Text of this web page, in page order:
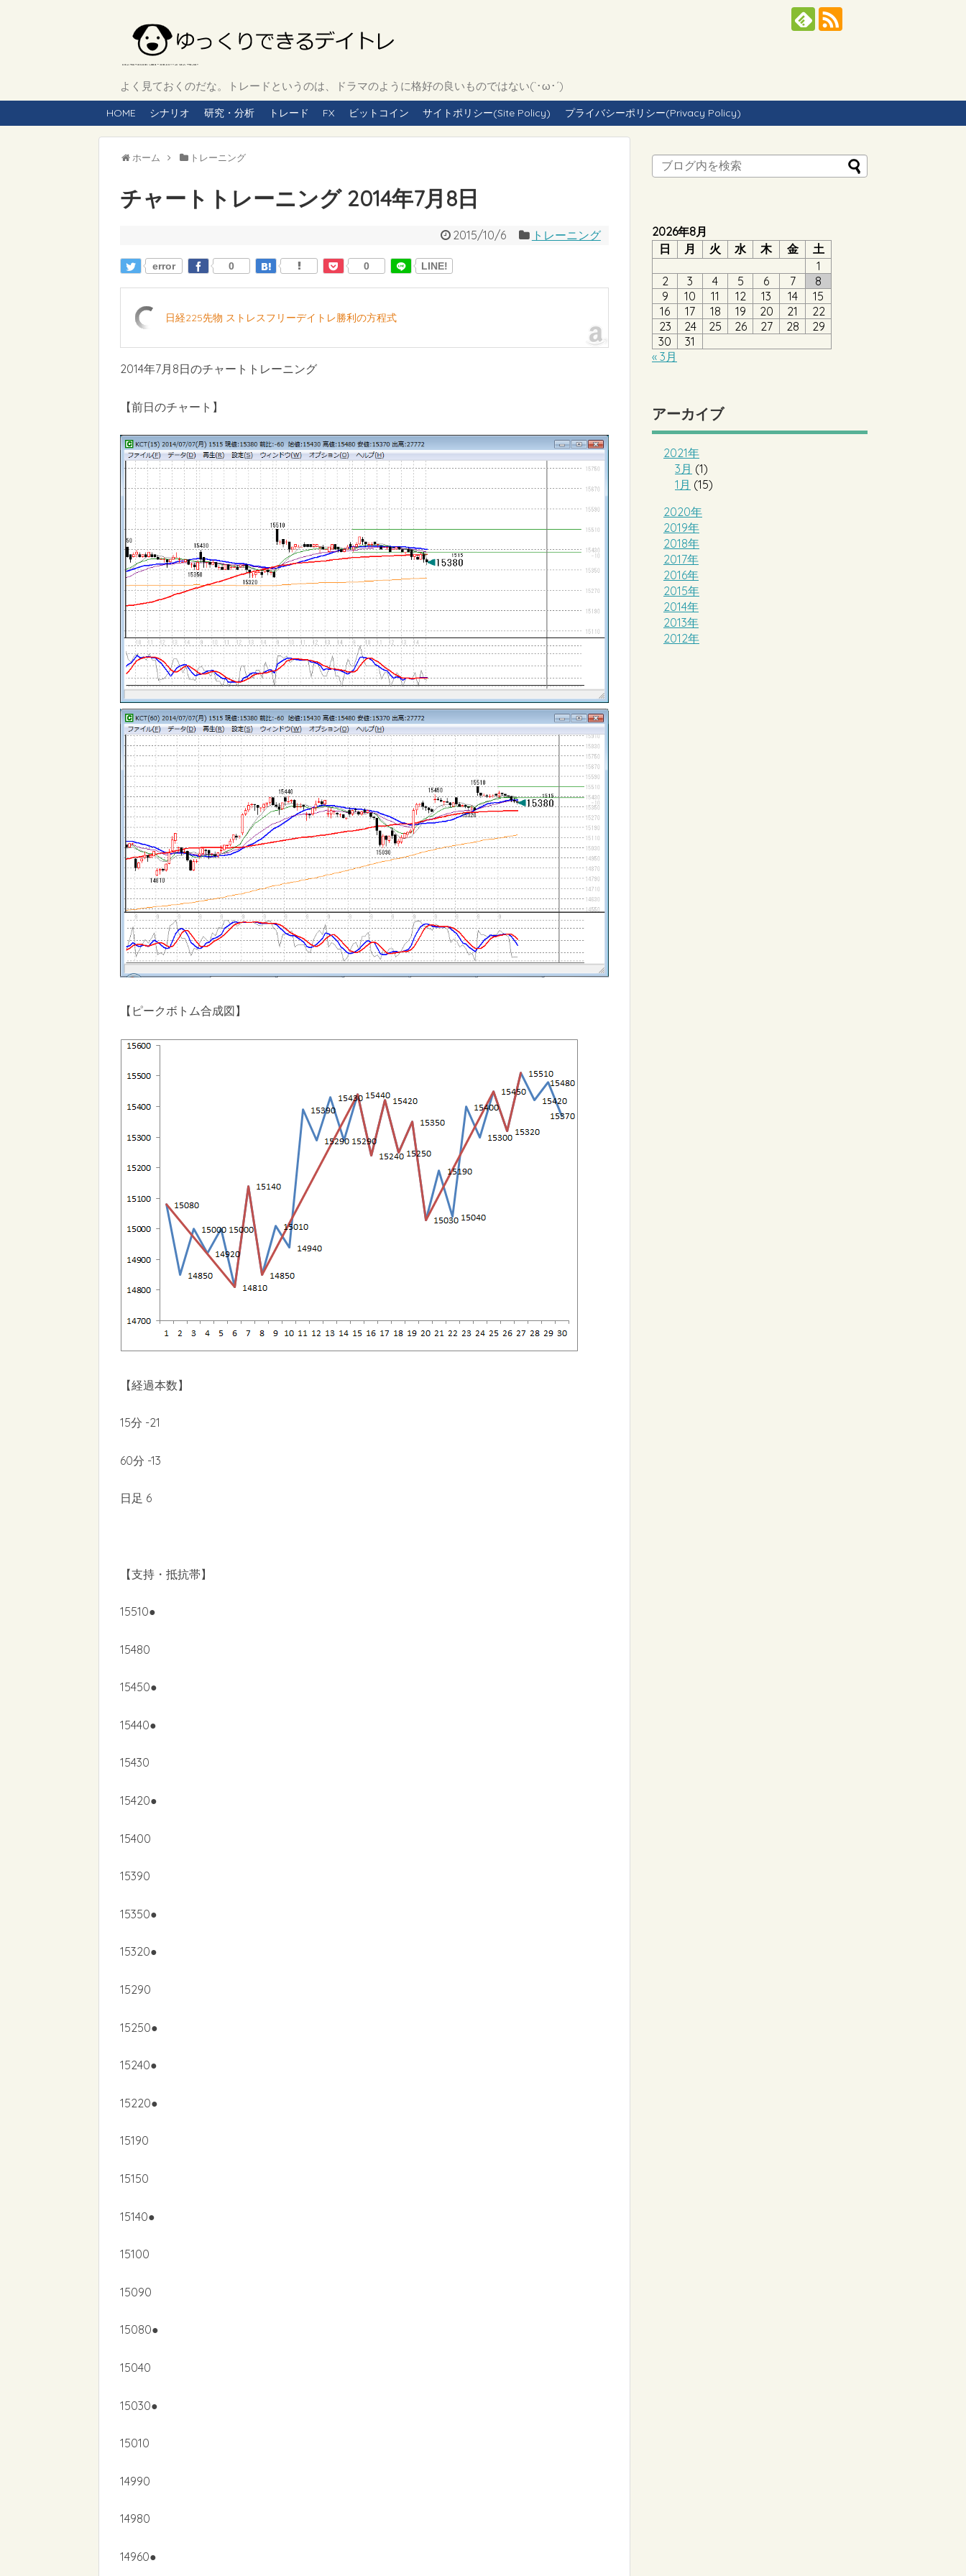
よく見ておくのだな。トレードというのは、ドラマのように格好の良いものではない(`･ω･´)
HOME シナリオ 研究・分析 トレード FX ビットコイン サイトポリシー(Site Policy) プライバシーポリシー(Privacy Policy)
ホーム トレーニング
チャートトレーニング 2014年7月8日
2015/10/6 トレーニング
error 0 0 LINE!
日経225先物 ストレスフリーデイトレ勝利の方程式
2014年7月8日のチャートトレーニング
【前日のチャート】
【ピークボトム合成図】
【経過本数】
15分 -21
60分 -13
日足 6
【支持・抵抗帯】
15510●
15480
15450●
15440●
15430
15420●
15400
15390
15350●
15320●
15290
15250●
15240●
15220●
15190
15150
15140●
15100
15090
15080●
15040
15030●
15010
14990
14980
14960●
2026年8月
日
月 火 水 木 金
土
1
2
3 4 5 6 7
8
9
10 11 12 13 14
15
16
17 18 19 20 21
22
23
24 25 26 27 28
29
30
31
« 3月
アーカイブ
2021年
3月 (1)
1月 (15)
2020年
2019年
2018年
2017年
2016年
2015年
2014年
2013年
2012年